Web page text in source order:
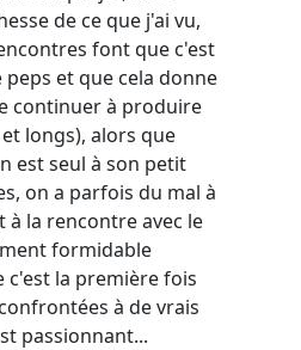
de ce que j'ai vu,
font que c'est
peps et que cela donne
continuer à produire
longs), alors que
est seul à son petit
on a parfois du mal à
à la rencontre avec le
formidable
c'est la première fois
à de vrais
passionnant...